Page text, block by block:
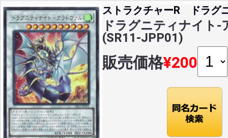
ストラクチャーR ドラグ
ドラグニティナイト-
(SR11-JPP01)
販売価格¥200